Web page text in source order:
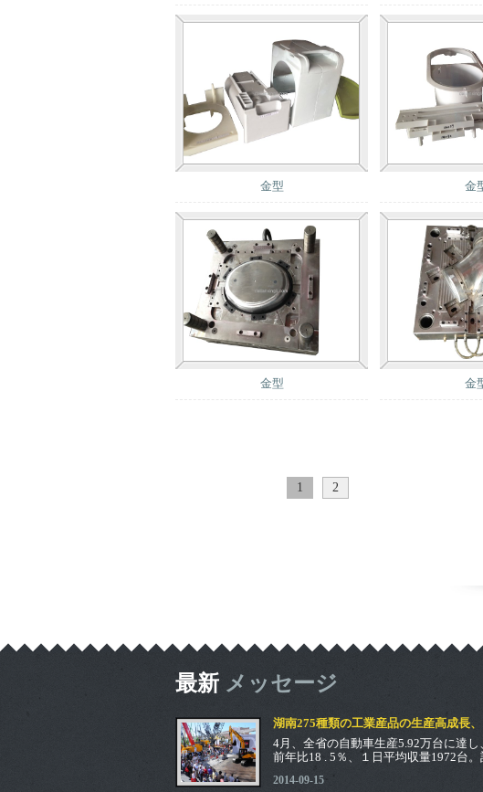
金型 金
金型 金
1 2
最新 メッセージ
湖南275種類の工業産品の生産高成長、
日平均
4月、全省の自動車生産5.92万台に達し
前年比18 . 5％、１日平均収量1972台。
省規模以上の工業統計の製品では、···
2014-09-15